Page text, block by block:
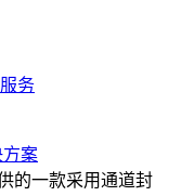
务
案
的一款采用通道封